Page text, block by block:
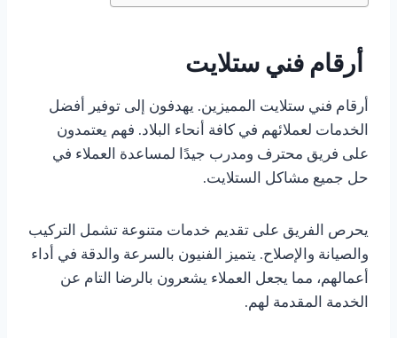
أرقام فني ستلايت
أرقام فني ستلايت المميزين. يهدفون إلى توفير أفضل
الخدمات لعملائهم في كافة أنحاء البلاد. فهم يعتمدون
على فريق محترف ومدرب جيدًا لمساعدة العملاء في
حل جميع مشاكل الستلايت.
يحرص الفريق على تقديم خدمات متنوعة تشمل التركيب
والصيانة والإصلاح. يتميز الفنيون بالسرعة والدقة في أداء
أعمالهم، مما يجعل العملاء يشعرون بالرضا التام عن
الخدمة المقدمة لهم.